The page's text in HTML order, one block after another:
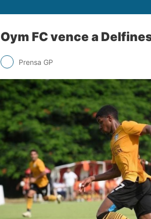
Oym FC vence a
Prensa GP